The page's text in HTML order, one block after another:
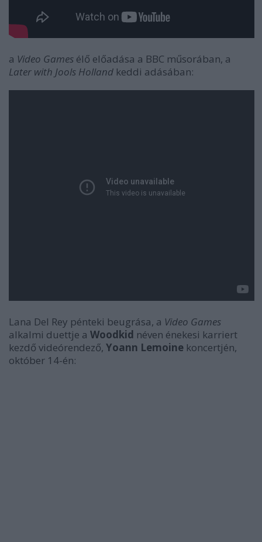
a Video Games élő előadása a BBC műsorában, a
Later with Jools Holland keddi adásában:
Lana Del Rey pénteki beugrása, a Video Games
alkalmi duettje a Woodkid néven énekesi karriert
kezdő videórendező, Yoann Lemoine koncertjén,
október 14-én: